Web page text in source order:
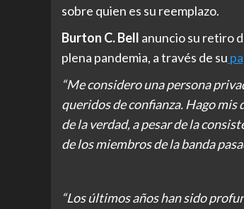
sobre quien es su reemplazo.
Burton C. Bell anuncio su retiro
plena pandemia, a través de su
“Me considero una persona
queridos de confianza. Hago
de la verdad, a pesar de la
de los miembros de la banda
“Los últimos años han sido